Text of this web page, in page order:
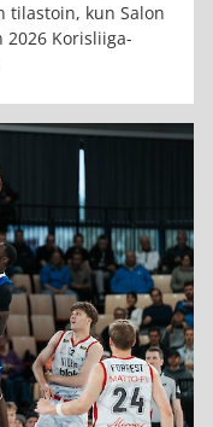
tilastoin, kun Salon
2026 Korisliiga-